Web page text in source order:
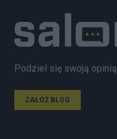
Podziel się swoją opinią
ZAŁÓŻ BLOG